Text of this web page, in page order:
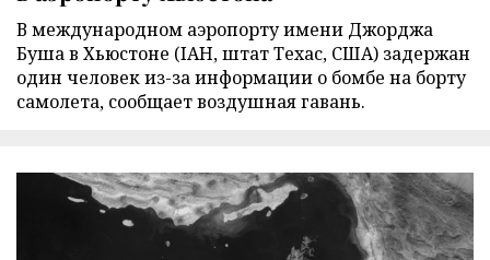
В международном аэропорту имени Джорджа
Буша в Хьюстоне (IAH, штат Техас, США) задержан
один человек из-за информации о бомбе на борту
самолета, сообщает воздушная гавань.